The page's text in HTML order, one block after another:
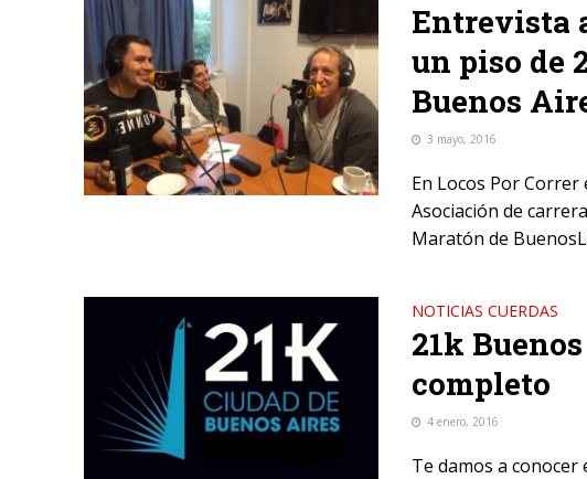
Entrevista
un piso de
Buenos
3 mayo, 2016
En Locos Por
Asociación de
Maratón de
NOTICIAS CUERDAS
21k
completo
4 enero, 2016
Te damos a